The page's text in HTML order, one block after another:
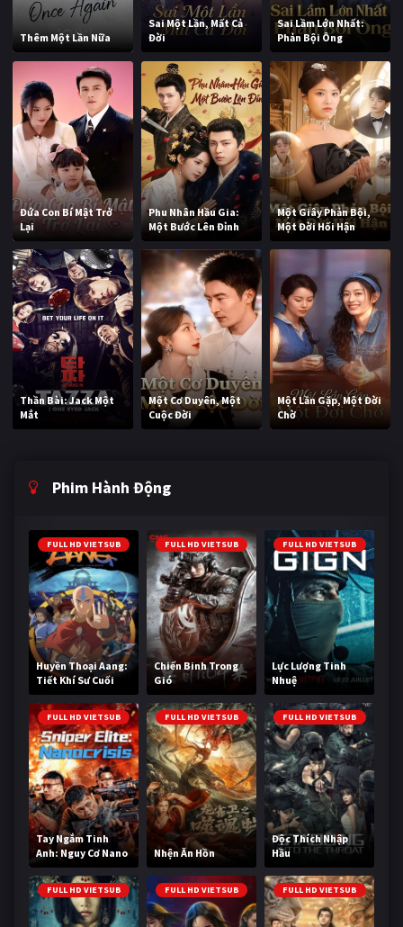
Thêm Một Lần Nữa
Sai Một Lần, Mất Cả
Đời
Sai Lầm Lớn Nhất:
Phản Bội Ông
Đứa Con Bí Mật Trở
Lại
Phu Nhân Hầu Gia:
Một Bước Lên Đỉnh
Một Giây Phản Bội,
Một Đời Hối Hận
Thần Bài: Jack Một
Mắt
Một Cơ Duyên, Một
Cuộc Đời
Một Lần Gặp, Một Đời
Chờ
Phim Hành Động
FULL HD VIETSUB
Huyền Thoại Aang:
Tiết Khí Sư Cuối
Cùng
FULL HD VIETSUB
Chiến Binh Trong
Gió
FULL HD VIETSUB
Lực Lượng Tinh
Nhuệ
FULL HD VIETSUB
Tay Ngắm Tinh
Anh: Nguy Cơ Nano
FULL HD VIETSUB
Nhện Ăn Hồn
FULL HD VIETSUB
Độc Thích Nhập
Hầu
FULL HD VIETSUB FULL HD VIETSUB FULL HD VIETSUB